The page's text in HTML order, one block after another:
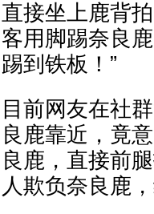
直接坐上鹿背
客用脚踢奈良
踢到铁板！”
目前网友在社
良鹿靠近，竟
良鹿，直接前
人欺负奈良鹿